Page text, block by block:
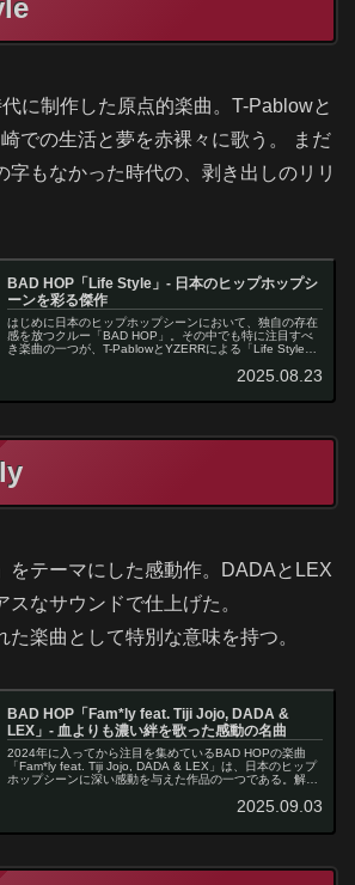
に制作した原点的楽曲。T-Pablowと
での生活と夢を赤裸々に歌う。 まだ
字もなかった時代の、剥き出しのリリ
BAD HOP「Life Style」- 日本のヒップホップシ
ーンを彩る傑作
はじめに日本のヒップホップシーンにおいて、独自の存在
感を放つクルー「BAD HOP」。その中でも特に注目すべ
き楽曲の一つが、T-PablowとYZERRによる「Life Style」
2025.08.23
をテーマにした感動作。DADAとLEX
スなサウンドで仕上げた。
楽曲として特別な意味を持つ。
BAD HOP「Fam*ly feat. Tiji Jojo, DADA &
LEX」- 血よりも濃い絆を歌った感動の名曲
2024年に入ってから注目を集めているBAD HOPの楽曲
「Fam*ly feat. Tiji Jojo, DADA & LEX」は、日本のヒップ
ホップシーンに深い感動を与えた作品の一つである。解散
2025.09.03